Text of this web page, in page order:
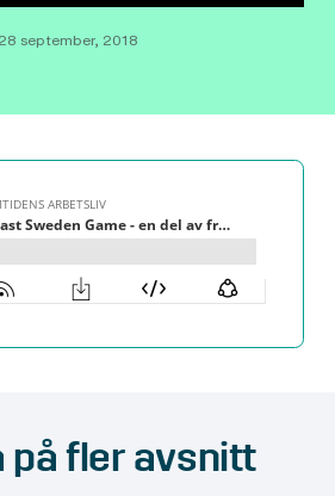
28 september, 2018
på fler avsnitt